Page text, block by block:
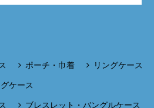
ポーチ・巾着 リングケース
ケース
ブレスレット・バングルケース